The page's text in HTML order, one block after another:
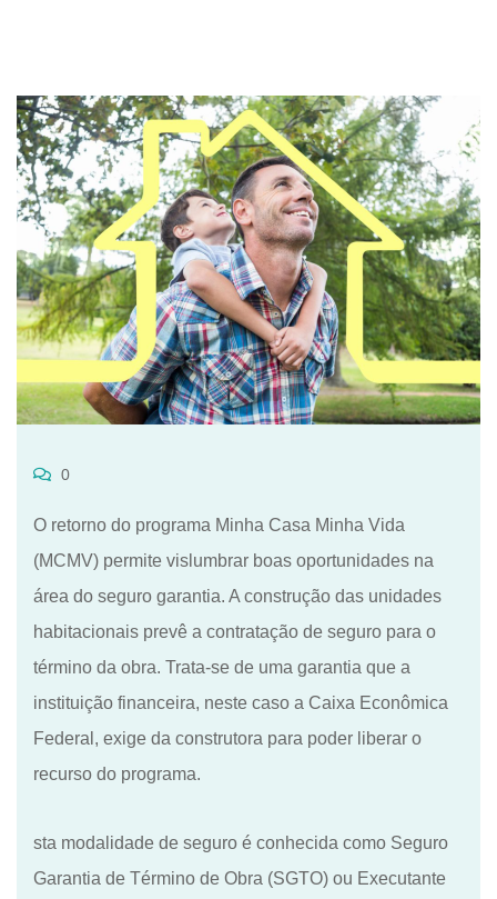
0
O retorno do programa Minha Casa Minha Vida
(MCMV) permite vislumbrar boas oportunidades na
área do seguro garantia. A construção das unidades
habitacionais prevê a contratação de seguro para o
término da obra. Trata-se de uma garantia que a
instituição financeira, neste caso a Caixa Econômica
Federal, exige da construtora para poder liberar o
recurso do programa.
sta modalidade de seguro é conhecida como Seguro
Garantia de Término de Obra (SGTO) ou Executante